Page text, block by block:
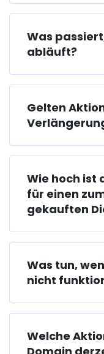
Was
abläuft?
Gelten
Wie hoch ist
für einen
gekauften
Was tun,
nicht
Welche